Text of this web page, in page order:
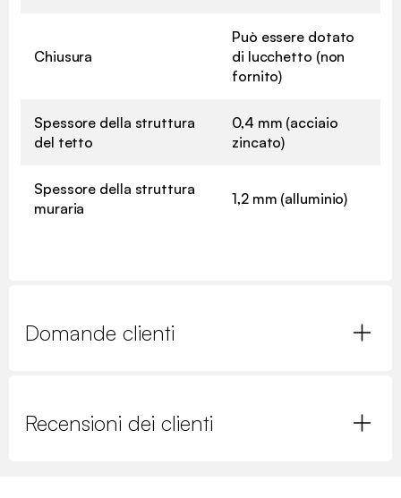
Chiusura
Può essere dotato
di lucchetto (non
fornito)
Spessore della struttura
del tetto
0,4 mm (acciaio
zincato)
Spessore della struttura
muraria
1,2 mm (alluminio)
Domande clienti
Recensioni dei clienti